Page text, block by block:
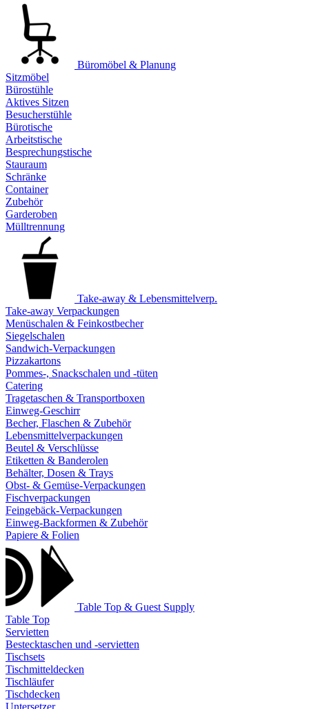
Büromöbel & Planung
Sitzmöbel
Bürostühle
Aktives Sitzen
Besucherstühle
Bürotische
Arbeitstische
Besprechungstische
Stauraum
Schränke
Container
Zubehör
Garderoben
Mülltrennung
Take-away & Lebensmittelverp.
Take-away Verpackungen
Menüschalen & Feinkostbecher
Siegelschalen
Sandwich-Verpackungen
Pizzakartons
Pommes-, Snackschalen und -tüten
Catering
Tragetaschen & Transportboxen
Einweg-Geschirr
Becher, Flaschen & Zubehör
Lebensmittelverpackungen
Beutel & Verschlüsse
Etiketten & Banderolen
Behälter, Dosen & Trays
Obst- & Gemüse-Verpackungen
Fischverpackungen
Feingebäck-Verpackungen
Einweg-Backformen & Zubehör
Papiere & Folien
Table Top & Guest Supply
Table Top
Servietten
Bestecktaschen und -servietten
Tischsets
Tischmitteldecken
Tischläufer
Tischdecken